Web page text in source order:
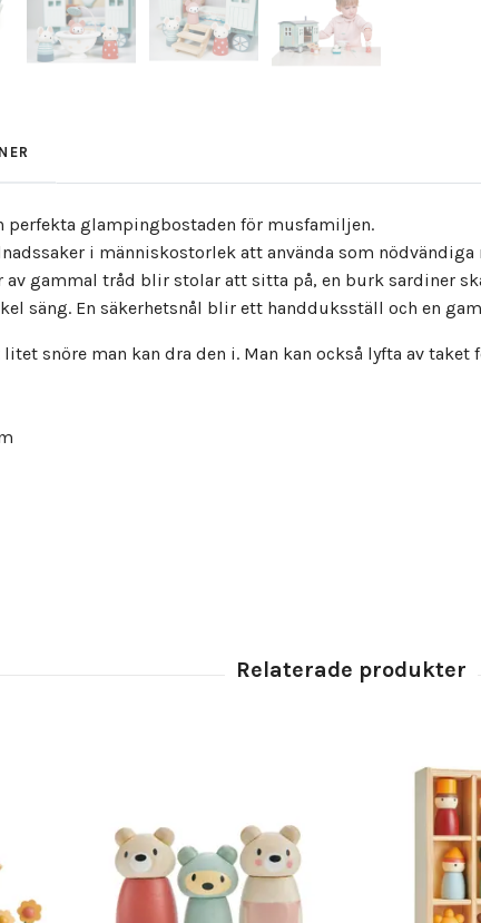
perfekta glampingbostaden för musfamiljen.
i människostorlek att använda som
av gammal tråd blir stolar att sitta på, en burk sardiner
säng. En säkerhetsnål blir ett handduksställ och en
snöre man kan dra den i. Man kan också lyfta av